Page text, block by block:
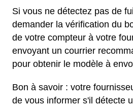
Si vous ne détectez pas de
demander la vérification du
de votre compteur à votre
envoyant un courrier
pour obtenir le modèle à
Bon à savoir : votre
de vous informer s'il détecte